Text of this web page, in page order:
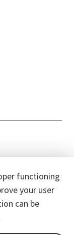
functioning
your user
can be